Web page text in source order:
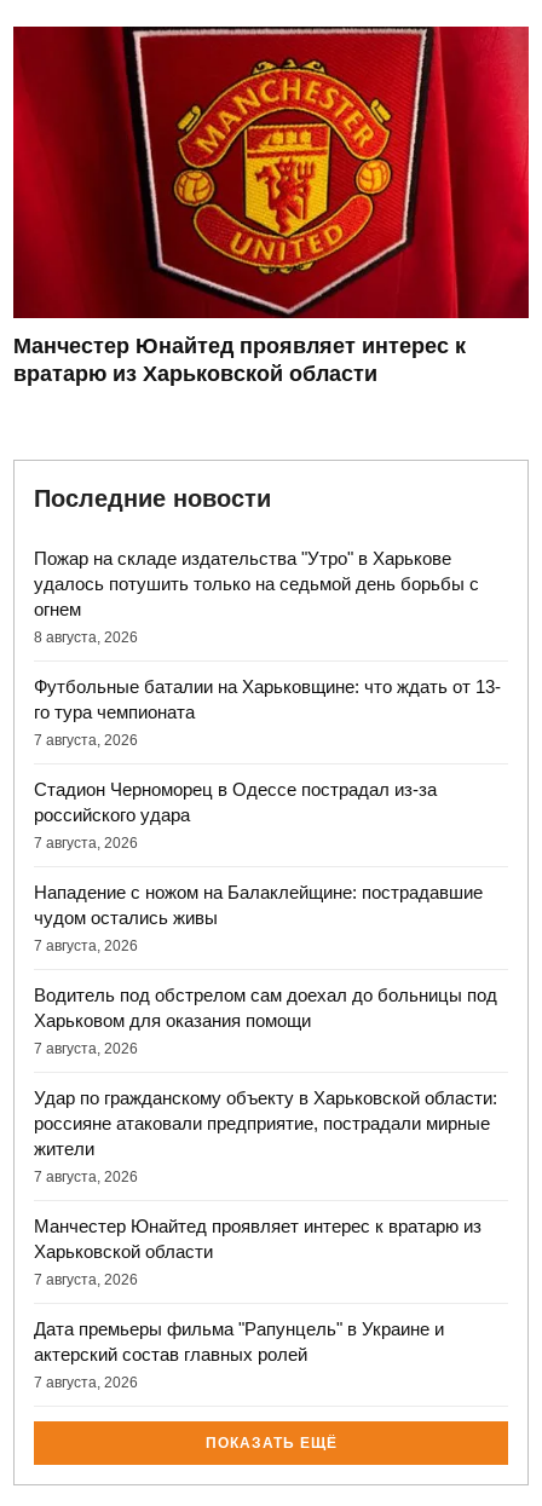
Манчестер Юнайтед проявляет интерес к
вратарю из Харьковской области
Последние новости
Пожар на складе издательства "Утро" в Харькове
удалось потушить только на седьмой день борьбы с
огнем
8 августа, 2026
Футбольные баталии на Харьковщине: что ждать от 13-
го тура чемпионата
7 августа, 2026
Стадион Черноморец в Одессе пострадал из-за
российского удара
7 августа, 2026
Нападение с ножом на Балаклейщине: пострадавшие
чудом остались живы
7 августа, 2026
Водитель под обстрелом сам доехал до больницы под
Харьковом для оказания помощи
7 августа, 2026
Удар по гражданскому объекту в Харьковской области:
россияне атаковали предприятие, пострадали мирные
жители
7 августа, 2026
Манчестер Юнайтед проявляет интерес к вратарю из
Харьковской области
7 августа, 2026
Дата премьеры фильма "Рапунцель" в Украине и
актерский состав главных ролей
7 августа, 2026
ПОКАЗАТЬ ЕЩЁ